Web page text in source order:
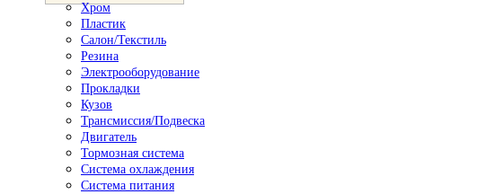
Хром
Пластик
Салон/Текстиль
Резина
Электрооборудование
Прокладки
Кузов
Трансмиссия/Подвеска
Двигатель
Тормозная система
Система охлаждения
Система питания